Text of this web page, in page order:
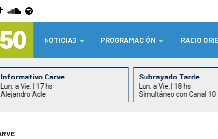
NOTICIAS PROGRAMACIÓN RADIO
Informativo Carve
Lun. a Vie. | 17 hs
Alejandro Acle
Subrayado Tarde
Lun. a Vie. | 18 hs
Simultáneo con Canal 10